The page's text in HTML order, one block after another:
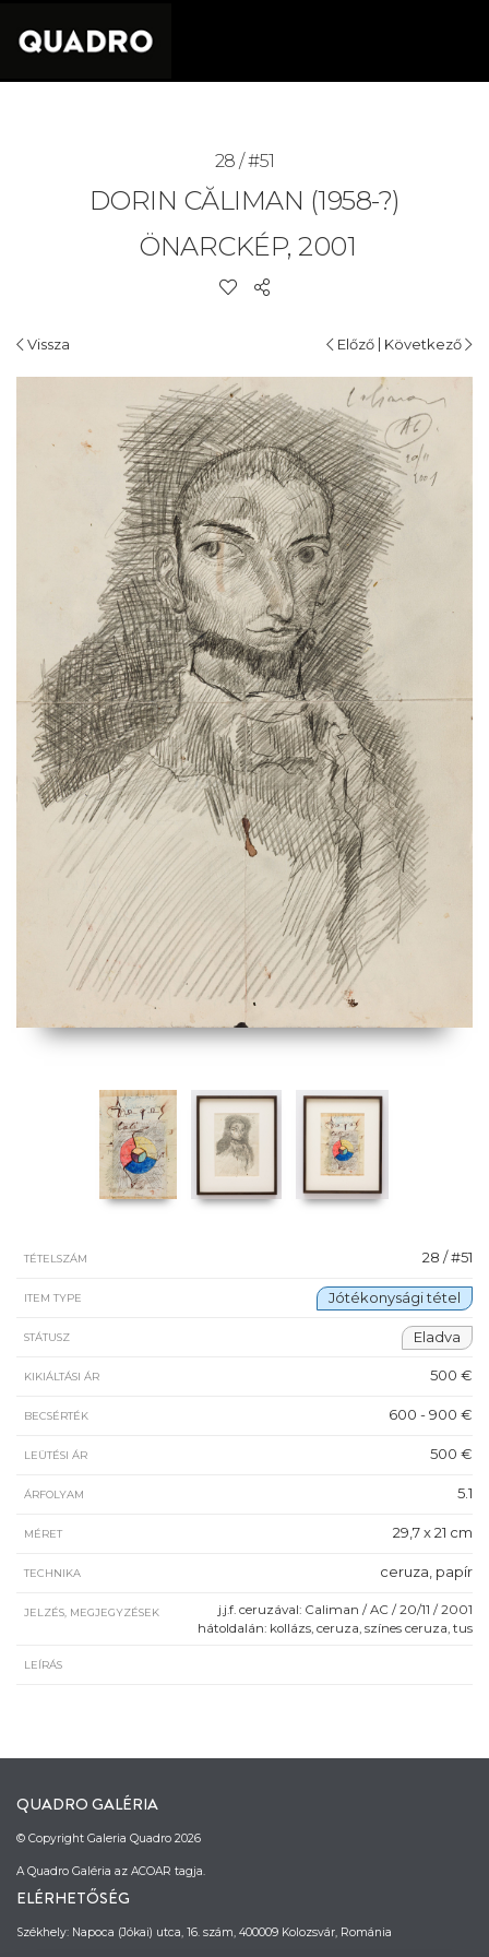
28 / #51
DORIN CĂLIMAN (1958-?)
ÖNARCKÉP, 2001
Vissza Előző | Következő
TÉTELSZÁM 28 / #51
ITEM TYPE Jótékonysági tétel
STÁTUSZ Eladva
KIKIÁLTÁSI ÁR 500 €
BECSÉRTÉK 600 - 900 €
LEÜTÉSI ÁR 500 €
ÁRFOLYAM 5.1
MÉRET 29,7 x 21 cm
TECHNIKA ceruza, papír
JELZÉS, MEGJEGYZÉSEK
j.j.f. ceruzával: Caliman / AC / 20/11 / 2001
hátoldalán: kollázs, ceruza, színes ceruza, tus
LEÍRÁS
QUADRO GALÉRIA
© Copyright Galeria Quadro 2026
A Quadro Galéria az ACOAR tagja.
ELÉRHETŐSÉG
Székhely: Napoca (Jókai) utca, 16. szám, 400009 Kolozsvár, Románia